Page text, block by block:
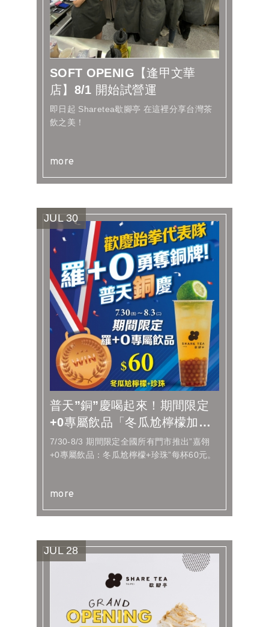
SOFT OPENIG【逢甲文華
店】8/1 開始試營運
即日起 Sharetea歇腳亭 在這裡分享台灣茶
飲之美！
more
JUL 30
普天”銅”慶喝起來！期間限定
+0專屬飲品「冬瓜尬檸檬加珍
珠」
7/30-8/3 期間限定全國所有門市推出”嘉翎
+0專屬飲品：冬瓜尬檸檬+珍珠”每杯60元。
more
JUL 28